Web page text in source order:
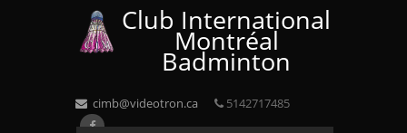
Club International
Montréal
Badminton
cimb@videotron.ca 5142717485